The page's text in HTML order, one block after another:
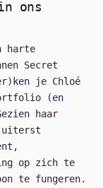
ons
harte
Secret
je Chloé
(en
haar
uiterst
op zich te
te fungeren.